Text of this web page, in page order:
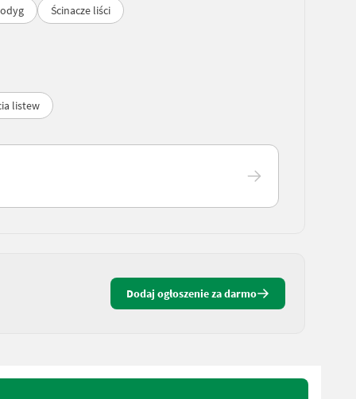
Ścinacze liści
listew
Dodaj ogłoszenie za darmo